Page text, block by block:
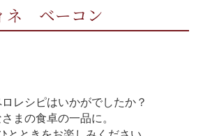
ネ ベーコン
レシピはいかがでしたか？
まの食卓の一品に。